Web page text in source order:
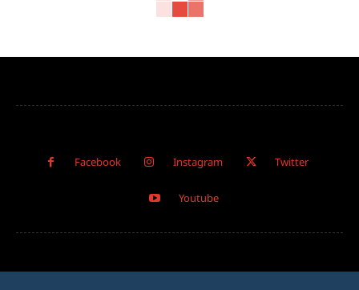
Facebook Instagram Twitter
Youtube